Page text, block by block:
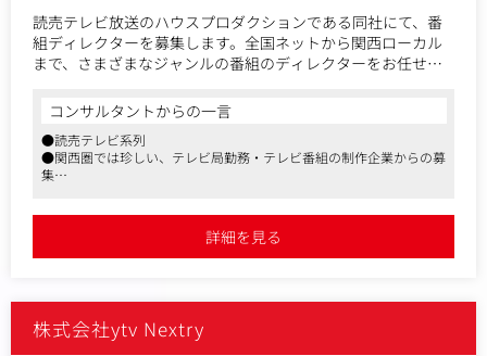
また将来的にはスポーツコンテンツの更なる拡充を検討して
います。スポーツビジネスや企画立案に携わりたい場合は、
読売テレビ放送のハウスプロダクションである同社にて、番
組ディレクターを募集します。全国ネットから関西ローカル
まで、さまざまなジャンルの番組のディレクターをお任せい
＜業務内容＞
番組の企画、演出、リサーチ、ディレクションなど制作業務
全般を担当していただきます。(担当番組は2～3本程)
※特番への挑戦も可能です。
「朝生ワイド す・またん」「ZIP!」「情報ライブ ミヤネ屋」
レビ」「鳥人間コンテスト」など
コンサルタントからの一言
●読売テレビ系列
●関西圏では珍しい、テレビ局勤務・テレビ番組の制作企業からの募
集
詳細を見る
株式会社ytv Nextry